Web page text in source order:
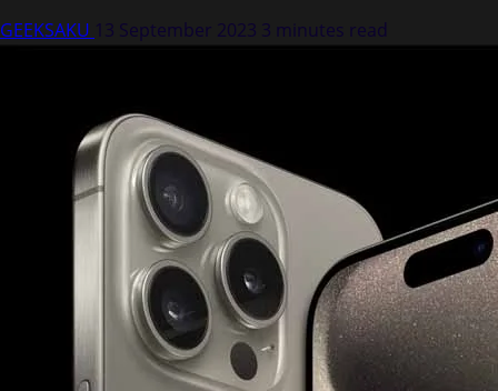
GEEKSAKU 13 September 2023 3 minutes read